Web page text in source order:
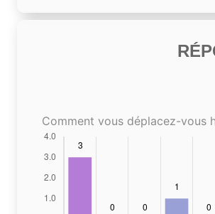
Comment vous déplacez-vous